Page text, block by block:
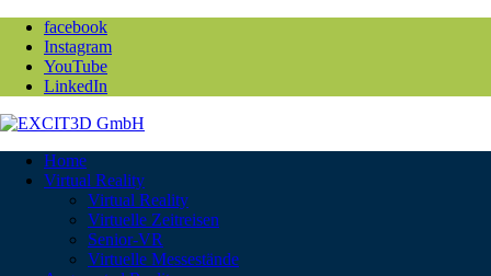
facebook
Instagram
YouTube
LinkedIn
Home
Virtual Reality
Virtual Reality
Virtuelle Zeitreisen
Senior-VR
Virtuelle Messestände